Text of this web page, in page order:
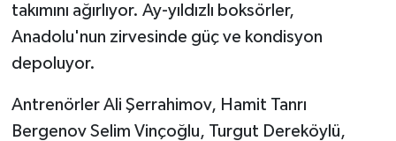
takımını ağırlıyor. Ay-yıldızlı boksörler,
Anadolu'nun zirvesinde güç ve kondisyon
depoluyor.
Antrenörler Ali Şerrahimov, Hamit Tanrı
Bergenov Selim Vinçoğlu, Turgut Dereköylü,